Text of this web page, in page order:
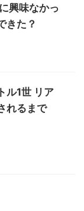
興味なかっ
きた？
ル1世 リア
れるまで